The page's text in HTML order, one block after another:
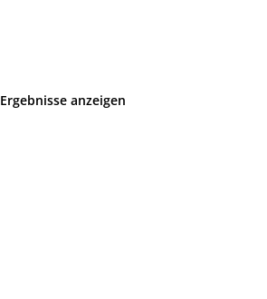
Ergebnisse anzeigen